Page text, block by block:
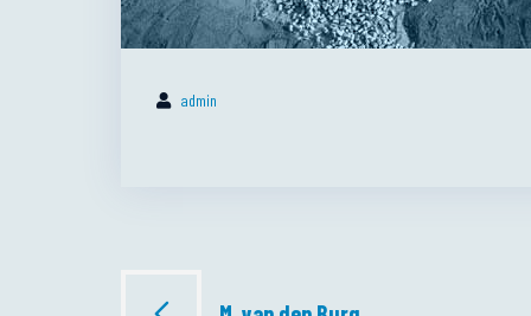
admin
Bericht